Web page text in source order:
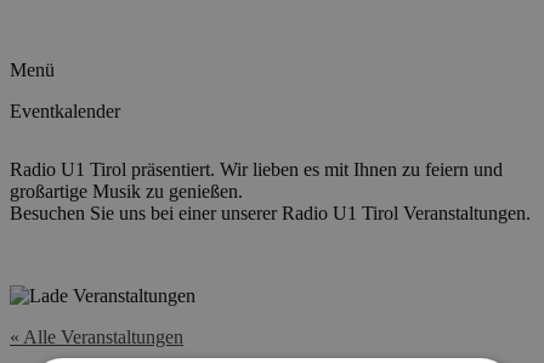
Menü
Eventkalender
Radio U1 Tirol präsentiert. Wir lieben es mit Ihnen zu feiern und
großartige Musik zu genießen.
Besuchen Sie uns bei einer unserer Radio U1 Tirol Veranstaltungen.
« Alle Veranstaltungen